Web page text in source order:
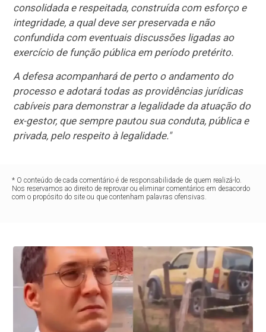
consolidada e respeitada, construída com esforço e
integridade, a qual deve ser preservada e não
confundida com eventuais discussões ligadas ao
exercício de função pública em período pretérito.
A defesa acompanhará de perto o andamento do
processo e adotará todas as providências jurídicas
cabíveis para demonstrar a legalidade da atuação do
ex-gestor, que sempre pautou sua conduta, pública e
privada, pelo respeito à legalidade."
* O conteúdo de cada comentário é de responsabilidade de quem realizá-lo.
Nos reservamos ao direito de reprovar ou eliminar comentários em desacordo
com o propósito do site ou que contenham palavras ofensivas.